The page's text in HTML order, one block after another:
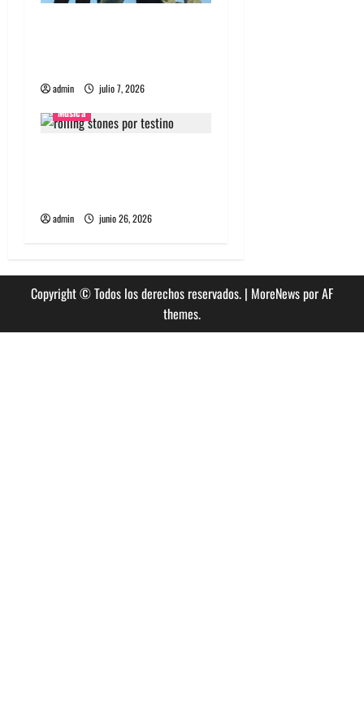
admin
julio 7, 2026
Musica
admin junio 26, 2026
Copyright © Todos los derechos reservados. | MoreNewspor AF
themes.